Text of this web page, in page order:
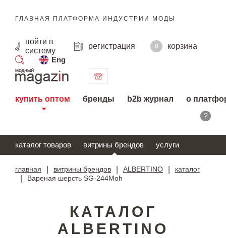
ГЛАВНАЯ ПЛАТФОРМА ИНДУСТРИИ МОДЫ
войти в
систему
регистрация 0
корзина
Eng
поиск
купить оптом бренды b2b журнал о
?
каталог товаров витрины брендов услуги
главная витрины брендов ALBERTINO каталог
Вареная шерсть SG-244Moh
КАТАЛОГ
ALBERTINO